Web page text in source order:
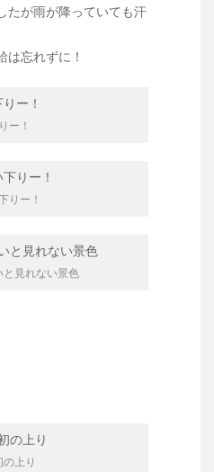
たが雨が降っていても汗
は忘れずに！
ー！
りー！
見れない景色
上り